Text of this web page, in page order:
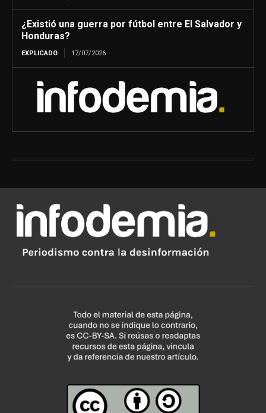
¿Existió una guerra por fútbol entre El Salvador y
Honduras?
EXPLICADO 17/07/2026